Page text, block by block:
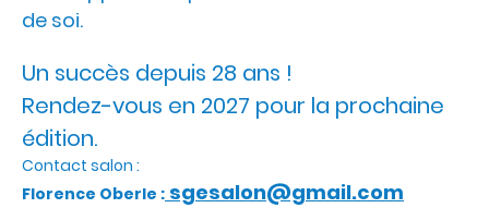
de soi.
Un succès depuis 28 ans !
Rendez-vous en 2027 pour la prochaine
édition.
Contact salon :
Florence Oberle : sgesalon@gmail.com